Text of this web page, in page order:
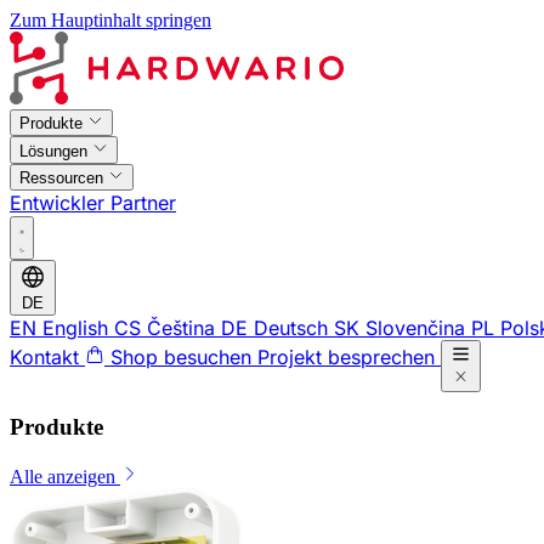
Zum Hauptinhalt springen
Produkte
Lösungen
Ressourcen
Entwickler Partner
DE
EN English CS Čeština DE Deutsch SK Slovenčina PL
Kontakt
Shop besuchen Projekt besprechen
Produkte
Alle anzeigen